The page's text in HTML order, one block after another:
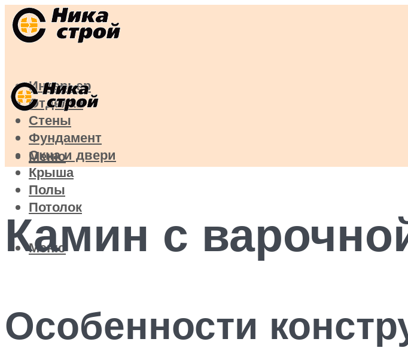
Интерьер
Отделка
Стены
Фундамент
Окна и двери
Крыша
Полы
Потолок
Меню
Меню
Камин с
Особенности